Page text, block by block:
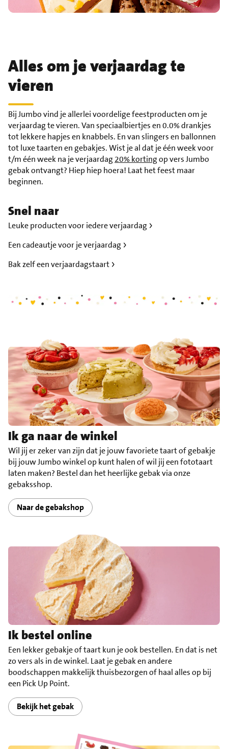
Alles om je verjaardag te
vieren
Bij Jumbo vind je allerlei voordelige feestproducten om je
verjaardag te vieren. Van speciaalbiertjes en 0.0% drankjes
tot lekkere hapjes en knabbels. En van slingers en ballonnen
tot luxe taarten en gebakjes. Wist je al dat je één week voor
t/m één week na je verjaardag 20% kortingop vers Jumbo
gebak ontvangt? Hiep hiep hoera! Laat het feest maar
beginnen.
Snel naar
Leuke producten voor iedere verjaardag
Een cadeautje voor je verjaardag
Bak zelf een verjaardagstaart
Ik ga naar de winkel
Wil jij er zeker van zijn dat je jouw favoriete taart of gebakje
bij jouw Jumbo winkel op kunt halen of wil jij een fototaart
laten maken? Bestel dan het heerlijke gebak via onze
gebaksshop.
Naar de gebakshop
Ik bestel online
Een lekker gebakje of taart kun je ook bestellen. En dat is net
zo vers als in de winkel. Laat je gebak en andere
boodschappen makkelijk thuisbezorgen of haal alles op bij
een Pick Up Point.
Bekijk het gebak